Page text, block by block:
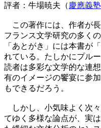
評者：牛場暁夫（ 慶應義
この著作には、作者が
フランス文学研究の多く
「あとがき」には本書が
れている。たしかにプル
読者は多彩な文学的な連
有のイメージの饗宴に参
もできるだろう。
しかし、小気味よく次
てゆく多様な論点が、実